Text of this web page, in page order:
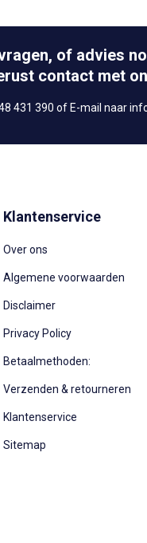
of advies
contact met
431 390 of E-mail naar
Klantenservice
Over ons
Algemene voorwaarden
Disclaimer
Privacy Policy
Betaalmethoden:
Verzenden & retourneren
Klantenservice
Sitemap